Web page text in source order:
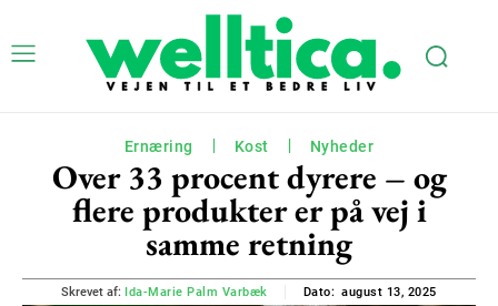
Ernæring Kost Nyheder
Over 33 procent dyrere – og
flere produkter er på vej i
samme retning
Skrevet af: Ida-Marie Palm Varbæk Dato: august 13, 2025